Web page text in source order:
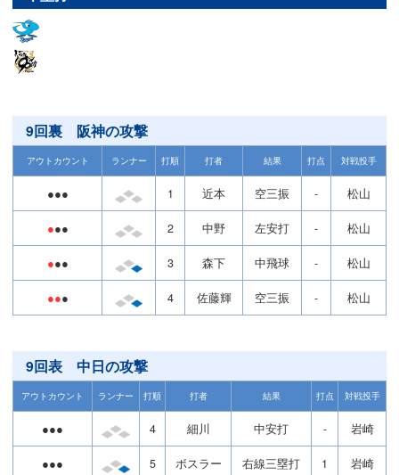
9回裏 阪神の攻撃
アウトカウント ランナー 打順 打者 結果 打点 対戦投手
●●● 1 近本 空三振 - 松山
●●● 2 中野 左安打 - 松山
●●● 3 森下 中飛球 - 松山
●●● 4 佐藤輝 空三振 - 松山
9回表 中日の攻撃
アウトカウント ランナー 打順 打者 結果 打点 対戦投手
●●● 4 細川 中安打 - 岩崎
●●● 5 ボスラー 右線三塁打 1 岩崎